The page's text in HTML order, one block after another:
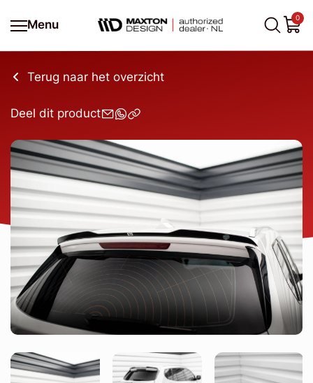
Menu
0
Terug naar het overzicht
Deel dit product